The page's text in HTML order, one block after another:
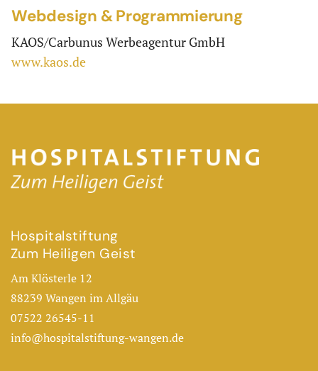
Webdesign & Programmierung
KAOS/Carbunus Werbeagentur GmbH
www.kaos.de
Hospitalstiftung
Zum Heiligen Geist
Am Klösterle 12
88239 Wangen im Allgäu
07522 26545-11
info@hospitalstiftung-wangen.de